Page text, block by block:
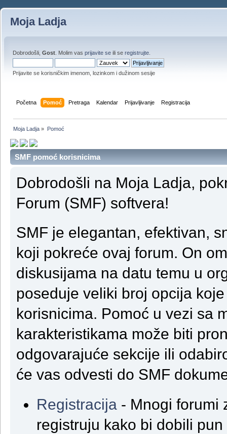
Moja Ladja
Dobrodošli, Gost . Molim vas prijavite se ili se registrujte
Prijavite se korisničkim imenom, lozinkom i dužinom sesije
Početna Pomoć Pretraga Kalendar Prijavljivanje Registracija
Moja Ladja » Pomoć
SMF pomoć korisnicima
Dobrodošli na Moja Ladja,
Forum (SMF) softvera!
SMF je elegantan, efektivan,
koji pokreće ovaj forum. On
diskusijama na datu temu u
poseduje veliki broj opcija
korisnicima. Pomoć u vezi sa
karakteristikama može biti
odgovarajuće sekcije ili
će vas odvesti do SMF
Registracija - Mnogi forumi
registruju kako bi dobili